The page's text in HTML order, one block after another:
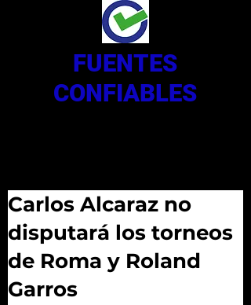
FUENTES
CONFIABLES
Carlos Alcaraz no
disputará los torneos
de Roma y Roland
Garros